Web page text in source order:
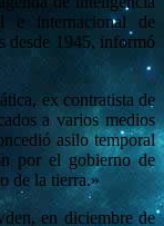
e internacional de
desde 1945, informó
ex contratista de
a varios medios
asilo temporal
por el gobierno de
de la tierra.»
en diciembre de